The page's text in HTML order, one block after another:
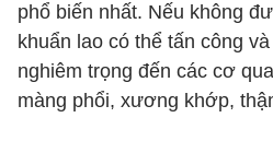
phổ biến nhất. Nếu không
khuẩn lao có thể tấn công
nghiêm trọng đến các cơ
màng phổi, xương khớp,